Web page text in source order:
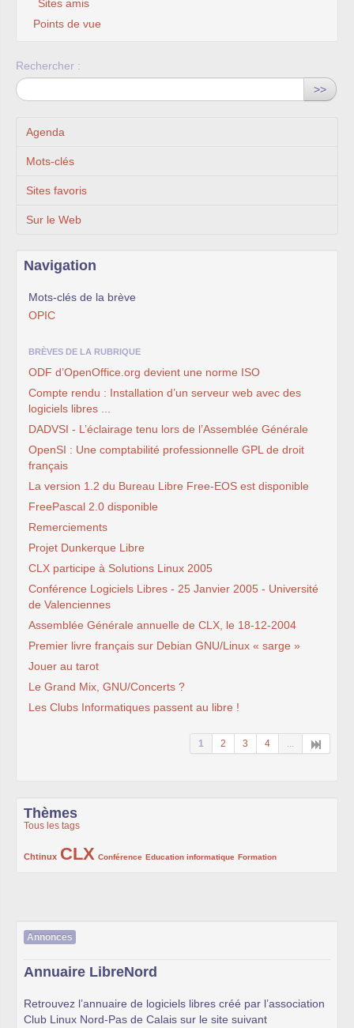
Sites amis
Points de vue
Rechercher :
>>
Agenda
Mots-clés
Sites favoris
Sur le Web
Navigation
Mots-clés de la brève
OPIC
BRÈVES DE LA RUBRIQUE
ODF d’OpenOffice.org devient une norme ISO
Compte rendu : Installation d’un serveur web avec des
logiciels libres ...
DADVSI - L’éclairage tenu lors de l’Assemblée Générale
OpenSI : Une comptabilité professionnelle GPL de droit
français
La version 1.2 du Bureau Libre Free-EOS est disponible
FreePascal 2.0 disponible
Remerciements
Projet Dunkerque Libre
CLX participe à Solutions Linux 2005
Conférence Logiciels Libres - 25 Janvier 2005 - Université
de Valenciennes
Assemblée Générale annuelle de CLX, le 18-12-2004
Premier livre français sur Debian GNU/Linux « sarge »
Jouer au tarot
Le Grand Mix, GNU/Concerts ?
Les Clubs Informatiques passent au libre !
1 2 3 4 ...
Thèmes
Tous les tags
Chtinux
222/1002CLX
1002/1002 Conférence
132/1002 Education informatique
119/1002 Formation
168/1002
Annonces
Annuaire LibreNord
Retrouvez l’annuaire de logiciels libres créé par l’association
Club Linux Nord-Pas de Calais sur le site suivant